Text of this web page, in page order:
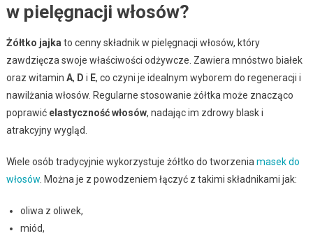
w pielęgnacji włosów?
Żółtko jajka to cenny składnik w pielęgnacji włosów, który
zawdzięcza swoje właściwości odżywcze. Zawiera mnóstwo białek
oraz witamin A, D i E, co czyni je idealnym wyborem do regeneracji i
nawilżania włosów. Regularne stosowanie żółtka może znacząco
poprawić elastyczność włosów, nadając im zdrowy blask i
atrakcyjny wygląd.
Wiele osób tradycyjnie wykorzystuje żółtko do tworzenia masek do
włosów. Można je z powodzeniem łączyć z takimi składnikami jak:
oliwa z oliwek,
miód,